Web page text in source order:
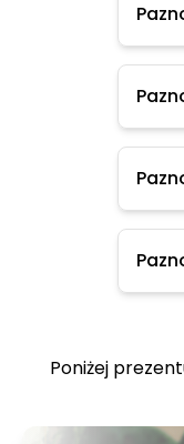
Poniżej